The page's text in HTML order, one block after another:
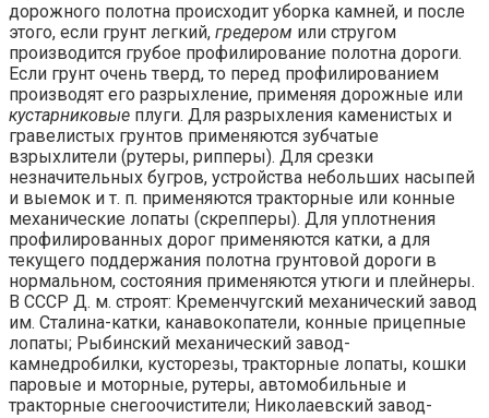
дорожного полотна происходит уборка камней, и после
этого, если грунт легкий, гредером или стругом
производится грубое профилирование полотна дороги.
Если грунт очень тверд, то перед профилированием
производят его разрыхление, применяя дорожные или
кустарниковые плуги. Для разрыхления каменистых и
гравелистых грунтов применяются зубчатые
взрыхлители (рутеры, рипперы). Для срезки
незначительных бугров, устройства небольших насыпей
и выемок и т. п. применяются тракторные или конные
механические лопаты (скрепперы). Для уплотнения
профилированных дорог применяются катки, а для
текущего поддержания полотна грунтовой дороги в
нормальном, состояния применяются утюги и плейнеры.
В СССР Д. м. строят: Кременчугский механический завод
им. Сталина-катки, канавокопатели, конные прицепные
лопаты; Рыбинский механический завод-
камнедробилки, кусторезы, тракторные лопаты, кошки
паровые и моторные, рутеры, автомобильные и
тракторные снегоочистители; Николаевский завод-